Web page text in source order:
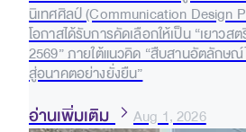
นิเทศศิลป์ (Communication Design
โอกาสได้รับการคัดเลือกให้เป็น “เยาวส
2569” ภายใต้แนวคิด “สืบสานอัตลักษ
สู่อนาคตอย่างยั่งยืน”
อ่านเพิ่มเติม Aug 1, 2026